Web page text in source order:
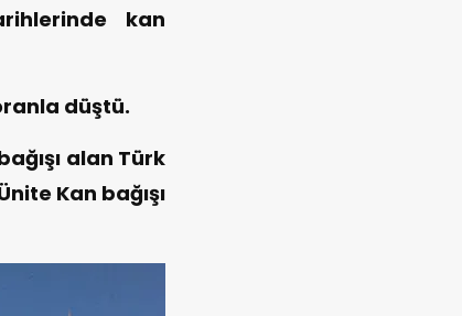
kan
düştü.
alan Türk
Kan bağışı